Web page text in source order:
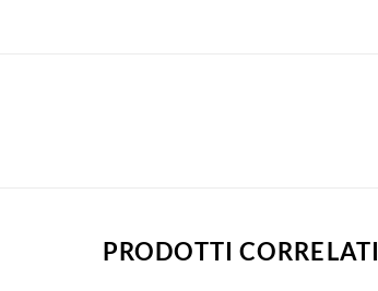
PRODOTTI CORRELATI